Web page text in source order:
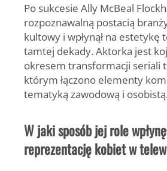
Po sukcesie Ally McBeal
rozpoznawalną postacią
kultowy i wpłynął na estetykę
tamtej dekady. Aktorka jest
okresem transformacji seriali
którym łączono elementy
tematyką zawodową i osobistą.
W jaki sposób jej role
reprezentację kobiet w